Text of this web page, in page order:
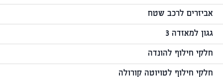
אביזרים לרכב שטח
גגון למאזדה 3
חלקי חילוף להונדה
חלקי חילוף לטויוטה קורולה